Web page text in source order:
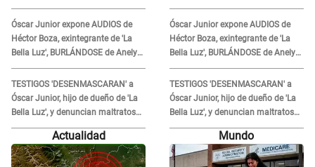
Óscar Junior expone AUDIOS de
Héctor Boza, exintegrante de 'La
Bella Luz', BURLÁNDOSE de Anely
Dávila tras acusarlo de maltrato:
"Grábame..."
TESTIGOS 'DESENMASCARAN' a
Óscar Junior, hijo de dueño de 'La
Bella Luz', y denuncian maltratos
en la orquesta: "Los humilla..."
Óscar Junior expone AUDIOS de
Héctor Boza, exintegrante de 'La
Bella Luz', BURLÁNDOSE de Anely
Dávila tras acusarlo de maltrato:
"Grábame..."
TESTIGOS 'DESENMASCARAN' a
Óscar Junior, hijo de dueño de 'La
Bella Luz', y denuncian maltratos
en la orquesta: "Los humilla..."
Actualidad Mundo